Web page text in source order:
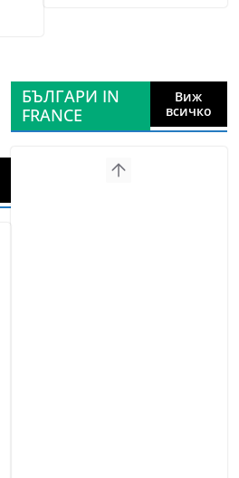
БЪЛГАРИ IN
FRANCE
Виж
всичко